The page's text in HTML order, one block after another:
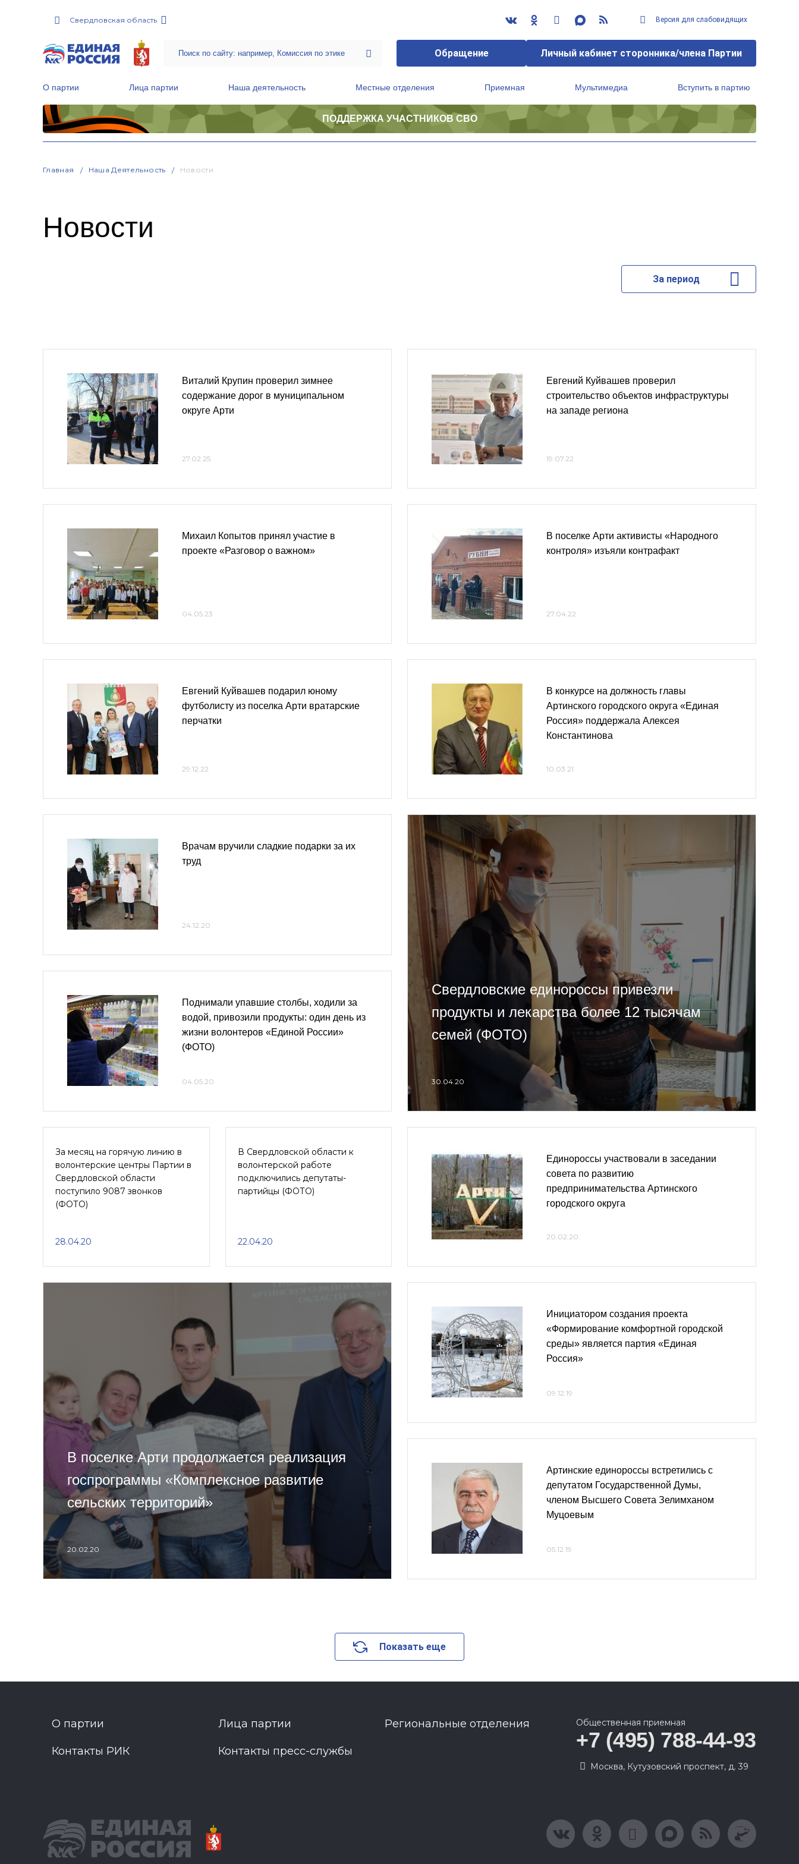
Свердловская область Версия для слабовидящих
Обращение Личный кабинет сторонника/члена Партии
О партии Лица партии Наша деятельность Местные отделения Приемная Мультимедиа Вступить в партию
ПОДДЕРЖКА УЧАСТНИКОВ СВО
Главная Наша Деятельность Новости
Новости
За период
Виталий Крупин проверил зимнее
содержание дорог в муниципальном
округе Арти
27.02.25
Михаил Копытов принял участие в
проекте «Разговор о важном»
04.05.23
Евгений Куйвашев подарил юному
футболисту из поселка Арти вратарские
перчатки
29.12.22
Евгений Куйвашев проверил
строительство объектов инфраструктуры
на западе региона
19.07.22
В поселке Арти активисты «Народного
контроля» изъяли контрафакт
27.04.22
В конкурсе на должность главы
Артинского городского округа «Единая
Россия» поддержала Алексея
Константинова
10.03.21
Врачам вручили сладкие подарки за их
труд
24.12.20
Поднимали упавшие столбы, ходили за
водой, привозили продукты: один день из
жизни волонтеров «Единой России»
(ФОТО)
04.05.20
Свердловские единороссы привезли
продукты и лекарства более 12 тысячам
семей (ФОТО)
30.04.20
За месяц на горячую линию в
волонтерские центры Партии в
Свердловской области
поступило 9087 звонков
(ФОТО)
28.04.20
В Свердловской области к
волонтерской работе
подключились депутаты-
партийцы (ФОТО)
22.04.20
Единороссы участвовали в заседании
совета по развитию
предпринимательства Артинского
городского округа
20.02.20
В поселке Арти продолжается реализация
госпрограммы «Комплексное развитие
сельских территорий»
20.02.20
Инициатором создания проекта
«Формирование комфортной городской
среды» является партия «Единая
Россия»
09.12.19
Артинские единороссы встретились с
депутатом Государственной Думы,
членом Высшего Совета Зелимханом
Муцоевым
05.12.19
Показать еще
О партии Лица партии Региональные отделения
Контакты РИК Контакты пресс-службы
Общественная приемная
+7 (495) 788-44-93
Москва, Кутузовский проспект, д. 39